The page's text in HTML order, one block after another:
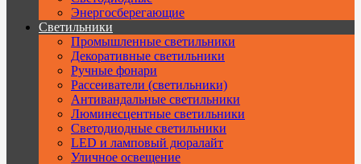
Энергосберегающие
Светильники
Промышленные светильники
Декоративные светильники
Ручные фонари
Рассеиватели (светильники)
Антивандальные светильники
Люминесцентные светильники
Cветодиодные светильники
LED и ламповый дюралайт
Уличное освещение